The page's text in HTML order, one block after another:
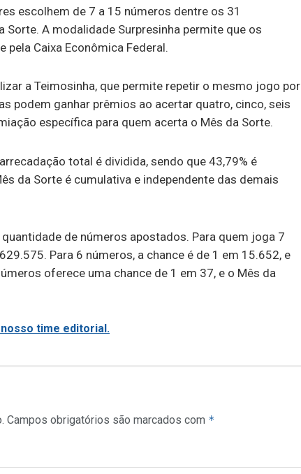
escolhem de 7 a 15 números dentre os 31
Sorte. A modalidade Surpresinha permite que os
Caixa Econômica Federal.
a Teimosinha, que permite repetir o mesmo jogo por
podem ganhar prêmios ao acertar quatro, cinco, seis
específica para quem acerta o Mês da Sorte.
total é dividida, sendo que 43,79% é
da Sorte é cumulativa e independente das demais
de números apostados. Para quem joga 7
Para 6 números, a chance é de 1 em 15.652, e
oferece uma chance de 1 em 37, e o Mês da
time editorial.
Campos obrigatórios são marcados com *